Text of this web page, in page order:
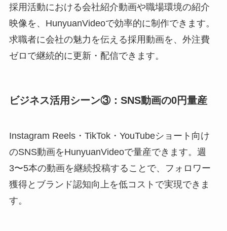
採用活動における会社紹介動画や職場環境の紹介
映像を、HunyuanVideoで効率的に制作できます。
求職者に会社の魅力を伝える採用動画を、外注費
ゼロで継続的に更新・配信できます。
ビジネス活用シーン③：SNS動画の0円量産
Instagram Reels・TikTok・YouTubeショート向け
のSNS動画をHunyuanVideoで量産できます。週
3〜5本の動画を継続投稿することで、フォロワー
獲得とブランド認知向上を低コストで実現できま
す。